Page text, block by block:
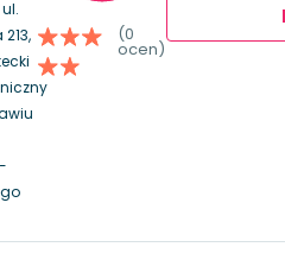
(0
ocen)